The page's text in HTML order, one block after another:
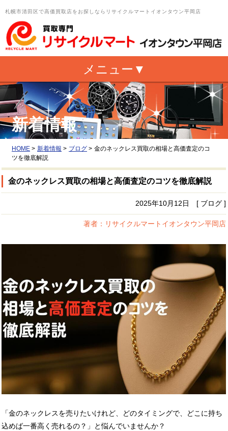
札幌市清田区で高価買取店をお探しならリサイクルマートイオンタウン平岡店
新着情報
HOME > 新着情報 > ブログ > 金のネックレス買取の相場と高価査定のコ
ツを徹底解説
金のネックレス買取の相場と高価査定のコツを徹底解説
2025年10月12日 [ ブログ ]
著者：リサイクルマートイオンタウン平岡店
「金のネックレスを売りたいけれど、どのタイミングで、どこに持ち
込めば一番高く売れるの？」と悩んでいませんか？